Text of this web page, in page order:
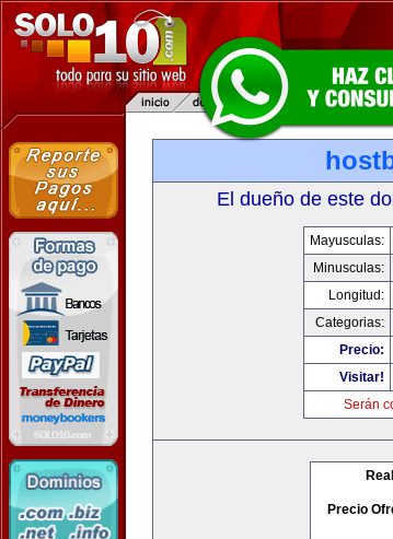
El dueño de este
Mayusculas:
Minusculas:
Longitud:
Categorias:
Precio:
Visitar!
Serán
Precio